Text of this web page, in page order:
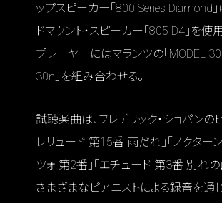
ップスピーカー「800 Series Diamond
ドマウント・スピーカー「805 D4」を使
プレーヤーにはマランツの「MODEL 30
30n」を組み合わせる。
試聴楽曲は、フレデリック・ショパンの
レリュード 第15番 雨だれ」「ノクター
ツォ 第2番」「エチュード 第3番 別れの
さまざまなピアニストによる録音を通